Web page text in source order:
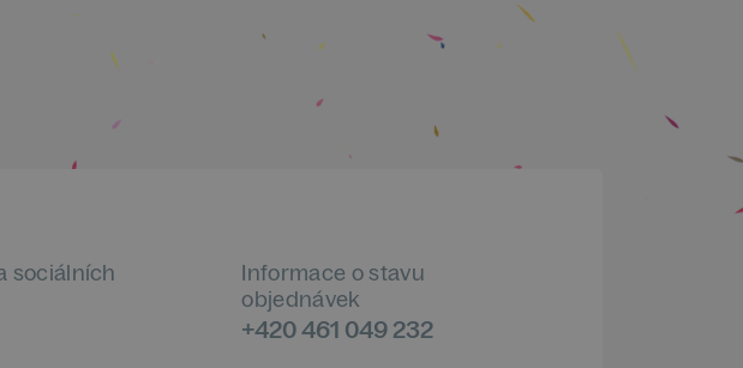
sociálních
Informace o stavu
objednávek
+420 461 049 232